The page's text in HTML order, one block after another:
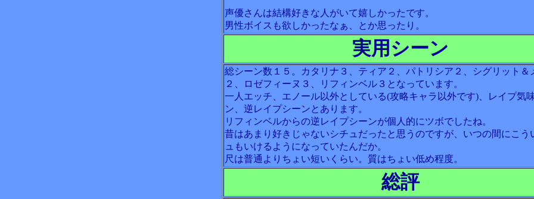
声優さんは結構好きな人がいて嬉しかったです。
男性ボイスも欲しかったなぁ、とか思ったり。
実用シーン
総シーン数１５。カタリナ３、ティア２、パトリシア２、シグリット＆
２、ロゼフィーヌ３、リフィンベル３となっています。
一人エッチ、エノール以外としている(攻略キャラ以外です)、レイプ気
ン、逆レイプシーンとあります。
リフィンベルからの逆レイプシーンが個人的にツボでしたね。
昔はあまり好きじゃないシチュだったと思うのですが、いつの間にこう
ュもいけるようになっていたんだか。
尺は普通よりちょい短いくらい。質はちょい低め程度。
総評